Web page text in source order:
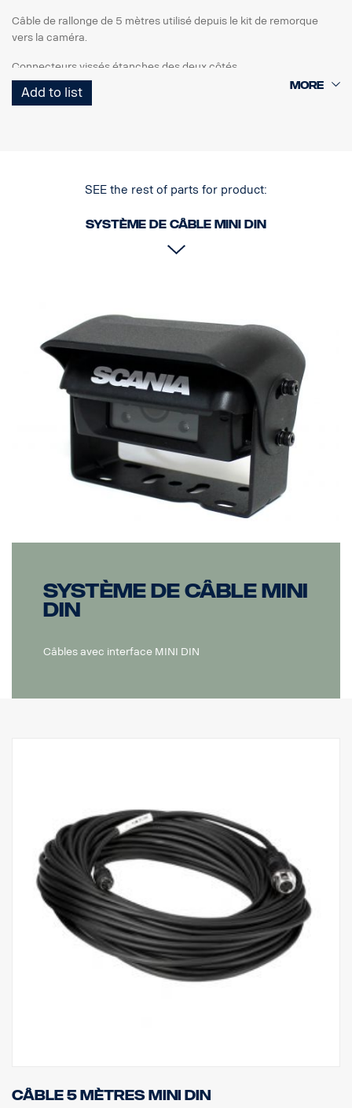
Câble de rallonge de 5 mètres utilisé depuis le kit de remorque
vers la caméra.
Connecteurs vissés étanches des deux côtés.
Add to list
SEE the rest of parts for product:
Système de câble MINI DIN
Système de câble MINI
DIN
Câbles avec interface MINI DIN
Câble 5 mètres MINI DIN